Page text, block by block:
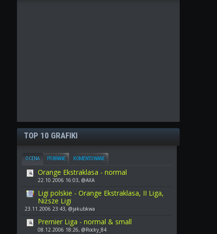
TOP 10 GRAFIKI
OCENA POBRANE KOMENTOWANE
Orange Ekstraklasa - normal
22.10.2006 16:03, @AXA
Ligi polskie - Orange Ekstraklasa, II Liga,
Niższe Ligi
23.11.2006 23:43, @jakubkwa
Premier Liga - normal & small
08.12.2006 18:26, @Rocky_84